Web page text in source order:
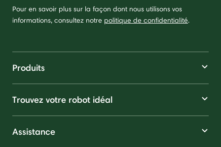
Pour en savoir plus sur la façon dont nous utilisons vos
informations, consultez notre politique de confidentialité.
Produits
Trouvez votre robot idéal
Assistance